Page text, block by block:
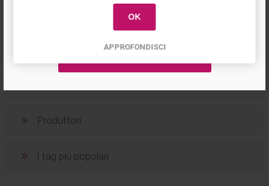
Produttori
I tag più popolari
OK
APPROFONDISCI